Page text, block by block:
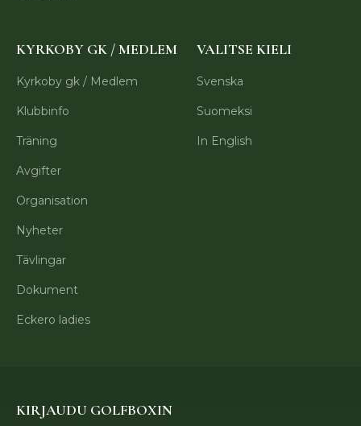
KYRKOBY GK / MEDLEM
Kyrkoby gk / Medlem
Klubbinfo
Träning
Avgifter
Organisation
Nyheter
Tävlingar
Dokument
Eckero ladies
VALITSE KIELI
Svenska
Suomeksi
In English
KIRJAUDU GOLFBOXIN